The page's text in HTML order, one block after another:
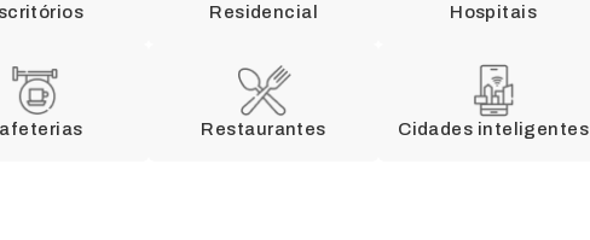
Residencial Hospitais
Restaurantes Cidades inteligentes